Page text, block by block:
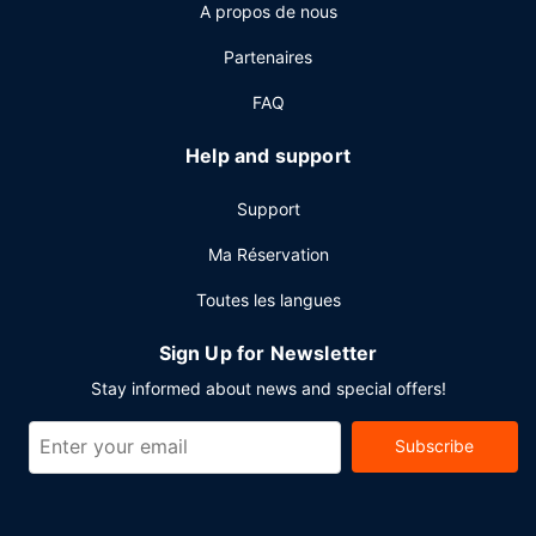
Un petit déjeuner à emporter gratuit est servi en semaine
internet gratuit à Internet, un centre d'affaires et un
service d'arrivée express. Si vous devez organiser une
dispose d'espaces événements mesurant 418 mètres
carrés et comprenant un espace de conférence et 8 des
voiturier est disponible dans l'enceinte de l'hébergement.
A propos de nous
Partenaires
FAQ
Help and support
Support
Ma Réservation
Toutes les langues
Sign Up for Newsletter
Stay informed about news and special offers!
Subscribe